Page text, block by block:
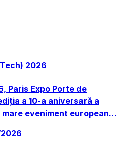
2026
Paris Expo Porte de
a 10-a aniversară a
eveniment european
întreaga lume în jurul IA,